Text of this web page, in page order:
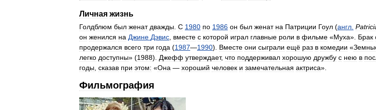
Личная жизнь
Голдблюм был женат дважды. С 1980 по 1986 он был женат на Патриции Гоул (англ.
он женился на Джине Дэвис, вместе с которой играл главные роли в фильме «Муха». Брак
продержался всего три года (1987—1990). Вместе они сыграли ещё раз в комедии «
легко доступны» (1988). Джефф утверждает, что поддерживал хорошую дружбу с нею в
годы, сказав при этом: «Она — хороший человек и замечательная актриса».
Фильмография